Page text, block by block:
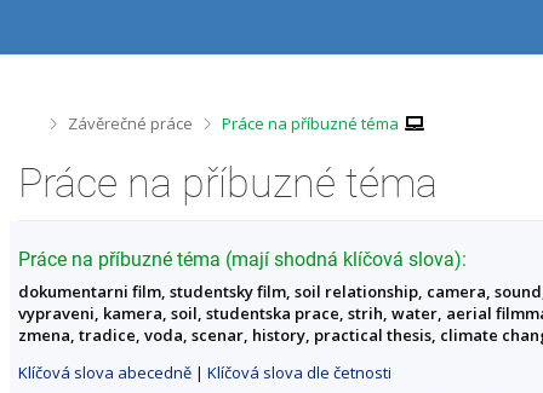
e
e
e
e
>Závěrečné práce >
Práce na příbuzné téma
Práce na příbuzné téma
Práce na příbuzné téma (mají shodná klíčová slova):
dokumentarni film, studentsky film, soil relationship, camera,
vypraveni, kamera, soil, studentska prace, strih, water, aerial
zmena, tradice, voda, scenar, history, practical thesis, climate
Klíčová slova abecedně | Klíčová slova dle četnosti